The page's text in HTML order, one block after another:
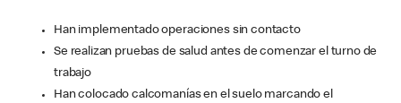
Han implementado operaciones sin contacto
Se realizan pruebas de salud antes de comenzar el turno de
trabajo
Han colocado calcomanías en el suelo marcando el